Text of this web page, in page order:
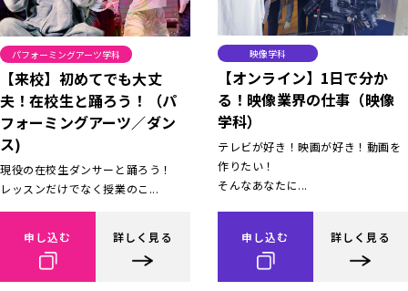
パフォーミングアーツ学科
【来校】初めてでも大丈
夫！在校生と踊ろう！（パ
フォーミングアーツ／ダン
ス)
現役の在校生ダンサーと踊ろう！
レッスンだけでなく授業のこ...
申し込む 詳しく見る
映像学科
【オンライン】1日で分か
る！映像業界の仕事（映像
学科）
テレビが好き！映画が好き！動画を
作りたい！
そんなあなたに...
申し込む 詳しく見る